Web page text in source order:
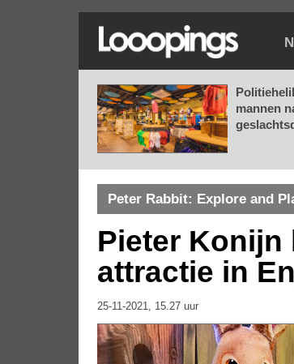
mannen
Peter Rabbit: Explore and
Pieter
attractie in
25-11-2021, 15.27 uur